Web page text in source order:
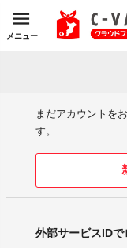
メニュー
まだアカウントを
す。
外部サービスIDで